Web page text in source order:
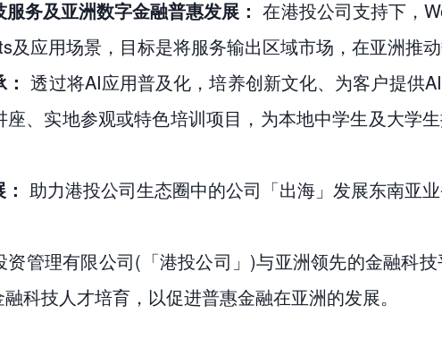
务及亚洲数字金融普惠发展： 在港投公司支持下，
应用场景，目标是将服务输出区域市场，在亚洲推动
透过将AI应用普及化，培养创新文化、为客户提供
、实地参观或特色培训项目，为本地中学生及大学
助力港投公司生态圈中的公司「出海」发展东南亚业
资管理有限公司(「港投公司」)与亚洲领先的金融科
科技人才培育，以促进普惠金融在亚洲的发展。